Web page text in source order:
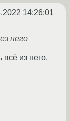
14:26:01
него
всё из него,